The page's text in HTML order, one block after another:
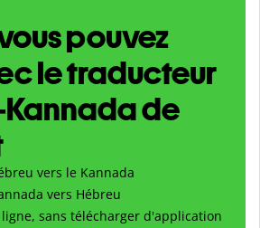
pouvez
le traducteur
de
vers le Kannada
vers Hébreu
sans télécharger d'application